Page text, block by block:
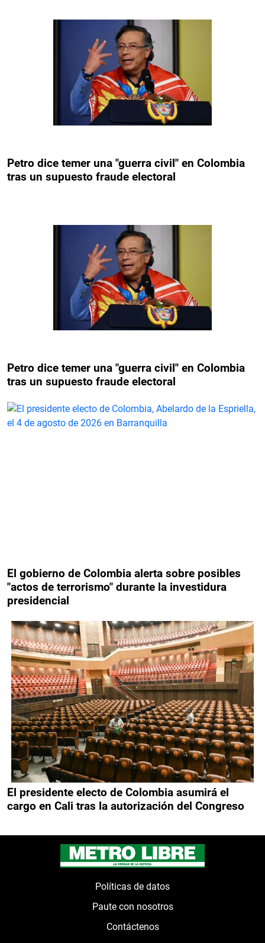
Space Playworld
Petro dice temer una "guerra civil" en Colombia
tras un supuesto fraude electoral
Petro dice temer una "guerra civil" en Colombia
tras un supuesto fraude electoral
El gobierno de Colombia alerta sobre posibles
"actos de terrorismo" durante la investidura
presidencial
El presidente electo de Colombia asumirá el
cargo en Cali tras la autorización del Congreso
Políticas de datos
Paute con nosotros
Contáctenos